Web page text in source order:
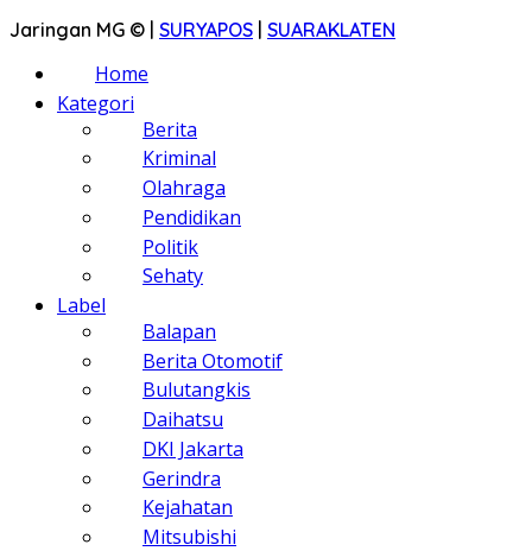
Jaringan MG © | SURYAPOS | SUARAKLATEN
Home
Kategori
Berita
Kriminal
Olahraga
Pendidikan
Politik
Sehaty
Label
Balapan
Berita Otomotif
Bulutangkis
Daihatsu
DKI Jakarta
Gerindra
Kejahatan
Mitsubishi